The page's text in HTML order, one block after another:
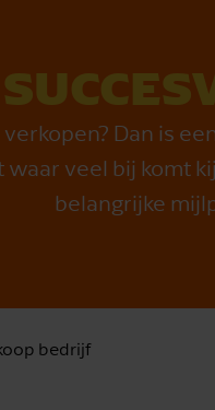
Dan is
veel bij komt
belangrijke
bedrijf